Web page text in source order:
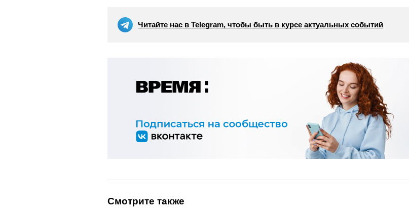
Читайте нас в Telegram, чтобы быть в курсе актуальных событий
Смотрите также